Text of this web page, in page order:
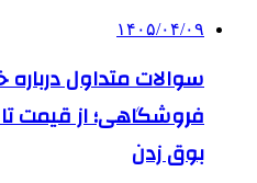
۱۴۰۵/۰۴/۰۹
سوالات متداول
فروشگاهی؛ از قیمت
بوق زدن